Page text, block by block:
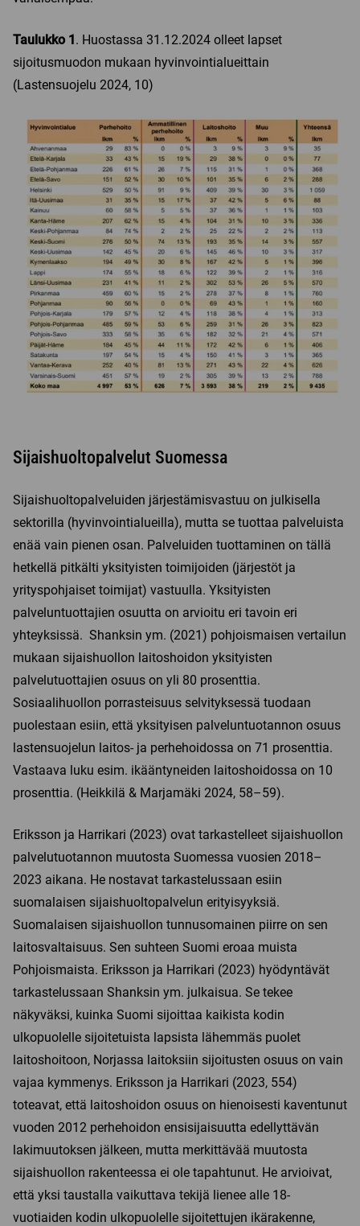
Taulukko 1 . Huostassa 31.12.2024 olleet lapset
sijoitusmuodon mukaan hyvinvointialueittain
(Lastensuojelu 2024, 10)
Sijaishuoltopalvelut Suomessa
Sijaishuoltopalveluiden järjestämisvastuu on julkisella
sektorilla (hyvinvointialueilla), mutta se tuottaa palveluista
enää vain pienen osan. Palveluiden tuottaminen on tällä
hetkellä pitkälti yksityisten toimijoiden (järjestöt ja
yrityspohjaiset toimijat) vastuulla. Yksityisten
palveluntuottajien osuutta on arvioitu eri tavoin eri
yhteyksissä. Shanksin ym. (2021) pohjoismaisen vertailun
mukaan sijaishuollon laitoshoidon yksityisten
palvelutuottajien osuus on yli 80 prosenttia.
Sosiaalihuollon porrasteisuus selvityksessä tuodaan
puolestaan esiin, että yksityisen palveluntuotannon osuus
lastensuojelun laitos- ja perhehoidossa on 71 prosenttia.
Vastaava luku esim. ikääntyneiden laitoshoidossa on 10
prosenttia. (Heikkilä & Marjamäki 2024, 58–59).
Eriksson ja Harrikari (2023) ovat tarkastelleet sijaishuollon
palvelutuotannon muutosta Suomessa vuosien 2018–
2023 aikana. He nostavat tarkastelussaan esiin
suomalaisen sijaishuoltopalvelun erityisyyksiä.
Suomalaisen sijaishuollon tunnusomainen piirre on sen
laitosvaltaisuus. Sen suhteen Suomi eroaa muista
Pohjoismaista. Eriksson ja Harrikari (2023) hyödyntävät
tarkastelussaan Shanksin ym. julkaisua. Se tekee
näkyväksi, kuinka Suomi sijoittaa kaikista kodin
ulkopuolelle sijoitetuista lapsista lähemmäs puolet
laitoshoitoon, Norjassa laitoksiin sijoitusten osuus on vain
vajaa kymmenys. Eriksson ja Harrikari (2023, 554)
toteavat, että laitoshoidon osuus on hienoisesti kaventunut
vuoden 2012 perhehoidon ensisijaisuutta edellyttävän
lakimuutoksen jälkeen, mutta merkittävää muutosta
sijaishuollon rakenteessa ei ole tapahtunut. He arvioivat,
että yksi taustalla vaikuttava tekijä lienee alle 18-
vuotiaiden kodin ulkopuolelle sijoitettujen ikärakenne,